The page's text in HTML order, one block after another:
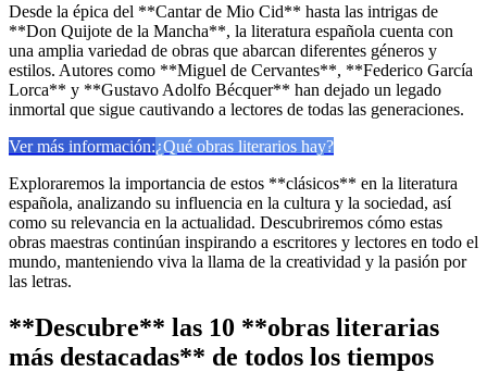
Desde la épica del **Cantar de Mio Cid** hasta las intrigas de
**Don Quijote de la Mancha**, la literatura española cuenta con
una amplia variedad de obras que abarcan diferentes géneros y
estilos. Autores como **Miguel de Cervantes**, **Federico García
Lorca** y **Gustavo Adolfo Bécquer** han dejado un legado
inmortal que sigue cautivando a lectores de todas las generaciones.
Ver más información:¿Qué obras literarios hay?
Exploraremos la importancia de estos **clásicos** en la literatura
española, analizando su influencia en la cultura y la sociedad, así
como su relevancia en la actualidad. Descubriremos cómo estas
obras maestras continúan inspirando a escritores y lectores en todo el
mundo, manteniendo viva la llama de la creatividad y la pasión por
las letras.
**Descubre** las 10 **obras literarias
más destacadas** de todos los tiempos